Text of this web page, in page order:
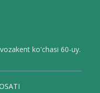
ko'chasi 60-uy.